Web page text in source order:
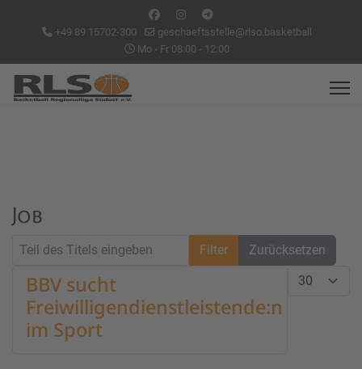
+49 89 15702-300
geschaeftsstelle@rlso.basketball
Mo - Fr 08:00 - 12:00
Job
Teil des Titels eingeben
Filter Zurücksetzen
Anzeige #
BBV sucht
Freiwilligendienstleistende:n
im Sport